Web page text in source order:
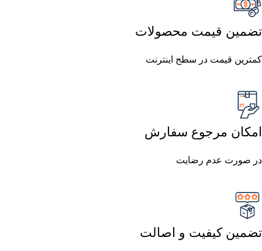
تضمین قیمت محصولات
کمترین قیمت در سطح اینترنت
امکان مرجوع سفارش
در صورت عدم رضایت
تضمین کیفیت و اصالت